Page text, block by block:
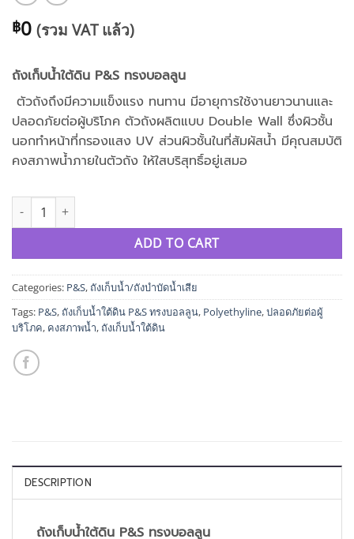
฿0 (รวม VAT แล้ว)
ถังเก็บน้ำใต้ดิน P&S ทรงบอลลูน
ตัวถังถึงมีความแข็งแรง ทนทาน มีอายุการใช้งานยาวนานและ
ปลอดภัยต่อผู้บริโภค ตัวถังผลิตแบบ Double Wall ซึ่งผิวชั้น
นอกทำหน้าที่กรองแสง UV ส่วนผิวชั้นในที่สัมผัสน้ำ มีคุณสมบัติ
คงสภาพน้ำภายในตัวถัง ให้ใสบริสุทธิ์อยู่เสมอ
ถังเก็บน้ำใต้ดิน P&S ทรงบอลลูน quantity
ADD TO CART
Categories: P&S, ถังเก็บน้ำ/ถังบำบัดน้ำเสีย
Tags: P&S, ถังเก็บน้ำใต้ดิน P&S ทรงบอลลูน, Polyethyline,ปลอดภัยต่อผู้
บริโภค, คงสภาพน้ำ, ถังเก็บน้ำใต้ดิน
DESCRIPTION
ถังเก็บน้ำใต้ดิน P&S ทรงบอลลูน